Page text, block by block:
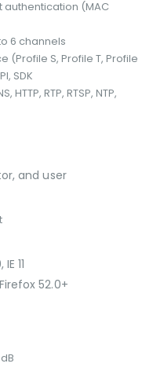
authentication (MAC
6 channels
(Profile S, Profile T, Profile
SDK
HTTP, RTP, RTSP, NTP,
and user
11
52.0+